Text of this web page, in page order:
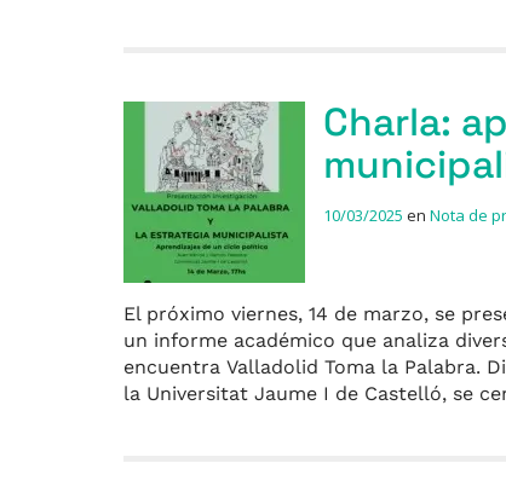
Charla:
10/03/2025 en Nota de
El próximo viernes, 14 de marzo, se
un informe académico que analiza
encuentra Valladolid Toma la Palabra.
la Universitat Jaume I de Castelló, se